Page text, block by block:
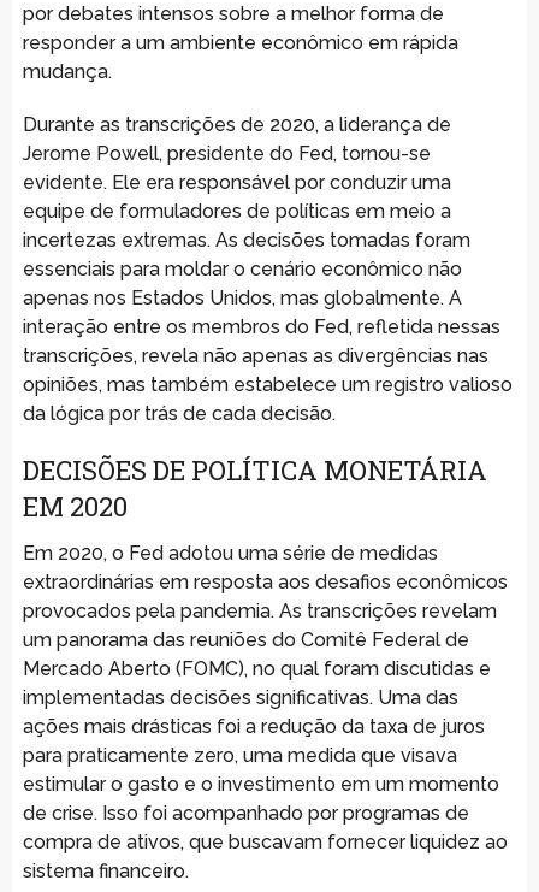
por debates intensos sobre a melhor forma de
responder a um ambiente econômico em rápida
mudança.
Durante as transcrições de 2020, a liderança de
Jerome Powell, presidente do Fed, tornou-se
evidente. Ele era responsável por conduzir uma
equipe de formuladores de políticas em meio a
incertezas extremas. As decisões tomadas foram
essenciais para moldar o cenário econômico não
apenas nos Estados Unidos, mas globalmente. A
interação entre os membros do Fed, refletida nessas
transcrições, revela não apenas as divergências nas
opiniões, mas também estabelece um registro valioso
da lógica por trás de cada decisão.
DECISÕES DE POLÍTICA MONETÁRIA
EM 2020
Em 2020, o Fed adotou uma série de medidas
extraordinárias em resposta aos desafios econômicos
provocados pela pandemia. As transcrições revelam
um panorama das reuniões do Comitê Federal de
Mercado Aberto (FOMC), no qual foram discutidas e
implementadas decisões significativas. Uma das
ações mais drásticas foi a redução da taxa de juros
para praticamente zero, uma medida que visava
estimular o gasto e o investimento em um momento
de crise. Isso foi acompanhado por programas de
compra de ativos, que buscavam fornecer liquidez ao
sistema financeiro.